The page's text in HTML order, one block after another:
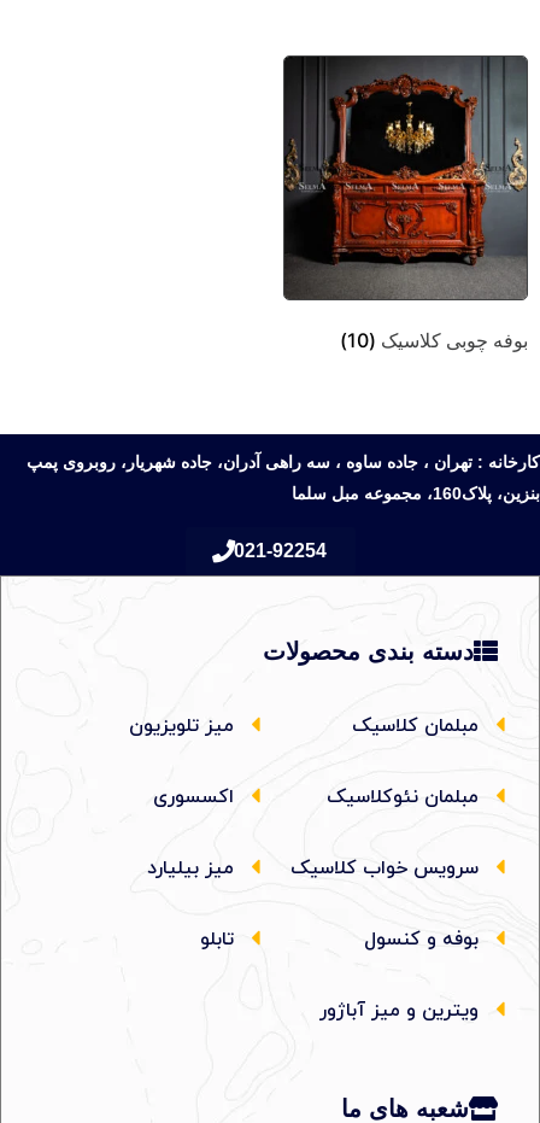
بوفه چوبی کلاسیک (10)
کارخانه : تهران ، جاده ساوه ، سه راهی آدران، جاده شهریار، روبروی پمپ
بنزین، پلاک160، مجموعه مبل سلما
021-92254
دسته بندی محصولات
مبلمان کلاسیک
مبلمان نئوکلاسیک
سرویس خواب کلاسیک
بوفه و کنسول
ویترین و میز آباژور
میز تلویزیون
اکسسوری
میز بیلیارد
تابلو
شعبه های ما